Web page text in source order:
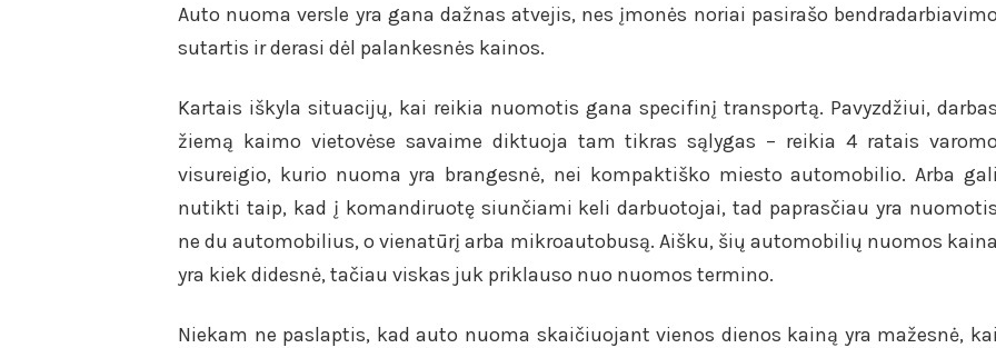
Auto nuoma versle yra gana dažnas atvejis, nes įmonės noriai pasirašo bendradarbiavimo
sutartis ir derasi dėl palankesnės kainos.
Kartais iškyla situacijų, kai reikia nuomotis gana specifinį transportą. Pavyzdžiui, darbas
žiemą kaimo vietovėse savaime diktuoja tam tikras sąlygas – reikia 4 ratais varomo
visureigio, kurio nuoma yra brangesnė, nei kompaktiško miesto automobilio. Arba gali
nutikti taip, kad į komandiruotę siunčiami keli darbuotojai, tad paprasčiau yra nuomotis
ne du automobilius, o vienatūrį arba mikroautobusą. Aišku, šių automobilių nuomos kaina
yra kiek didesnė, tačiau viskas juk priklauso nuo nuomos termino.
Niekam ne paslaptis, kad auto nuoma skaičiuojant vienos dienos kainą yra mažesnė, kai